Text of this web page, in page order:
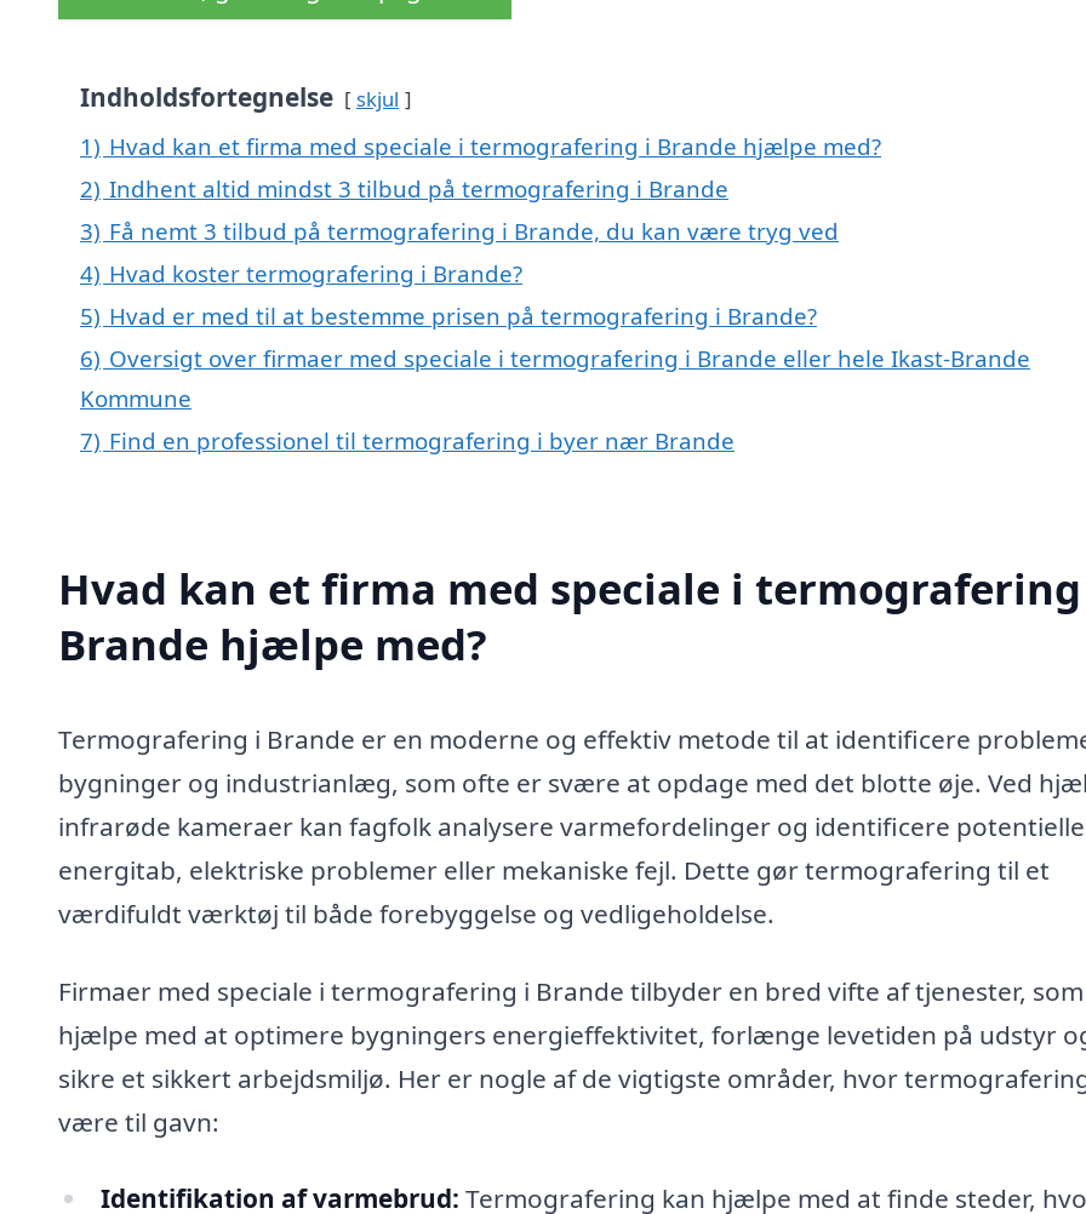
Indholdsfortegnelse skjul
1) Hvad kan et firma med speciale i termografering i Brande hjælpe med?
2) Indhent altid mindst 3 tilbud på termografering i Brande
3) Få nemt 3 tilbud på termografering i Brande, du kan være tryg ved
4) Hvad koster termografering i Brande?
5) Hvad er med til at bestemme prisen på termografering i Brande?
6) Oversigt over firmaer med speciale i termografering i Brande eller hele Ikast-Brande
Kommune
7) Find en professionel til termografering i byer nær Brande
Hvad kan et firma med speciale i
Brande hjælpe med?
Termografering i Brande er en moderne og effektiv metode til at identificere
bygninger og industrianlæg, som ofte er svære at opdage med det blotte øje. Ved
infrarøde kameraer kan fagfolk analysere varmefordelinger og identificere potentielle
energitab, elektriske problemer eller mekaniske fejl. Dette gør termografering til et
værdifuldt værktøj til både forebyggelse og vedligeholdelse.
Firmaer med speciale i termografering i Brande tilbyder en bred vifte af tjenester,
hjælpe med at optimere bygningers energieffektivitet, forlænge levetiden på udstyr
sikre et sikkert arbejdsmiljø. Her er nogle af de vigtigste områder, hvor
være til gavn:
Identifikation af varmebrud: Termografering kan hjælpe med at finde steder,